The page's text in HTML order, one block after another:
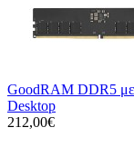
GoodRAM DDR5 με
Desktop
212,00€